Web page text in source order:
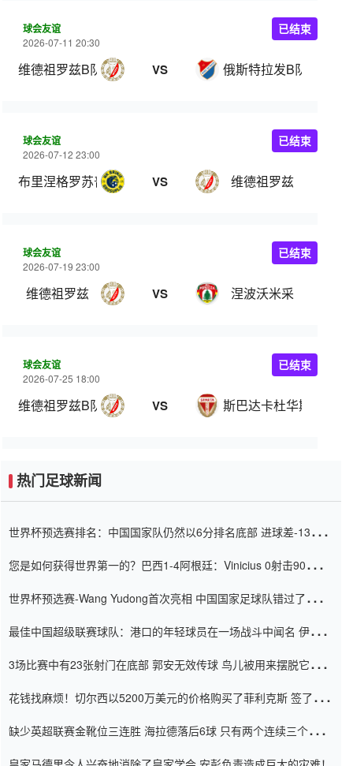
球会友谊
2026-07-11 20:30
维德祖罗兹B队 VS 俄斯特拉发B队
已结束
球会友谊
2026-07-12 23:00
布里涅格罗苏普列 VS 维德祖罗兹
已结束
球会友谊
2026-07-19 23:00
维德祖罗兹 VS 涅波沃米采
已结束
球会友谊
2026-07-25 18:00
维德祖罗兹B队 VS 斯巴达卡杜华斯
已结束
热门足球新闻
世界杯预选赛排名：中国国家队仍然以6分排名底部 进球差-13令人
您是如何获得世界第一的？巴西1-4阿根廷：Vinicius 0射击90分钟
世界杯预选赛-Wang Yudong首次亮相 中国国家足球队错过了世界
最佳中国超级联赛球队：港口的年轻球员在一场战斗中闻名 伊万放
3场比赛中有23张射门在底部 郭安无效传球 鸟儿被用来摆脱它
花钱找麻烦！切尔西以5200万美元的价格购买了菲利克斯 签了7年
缺少英超联赛金靴位三连胜 海拉德落后6球 只有两个连续三个连续